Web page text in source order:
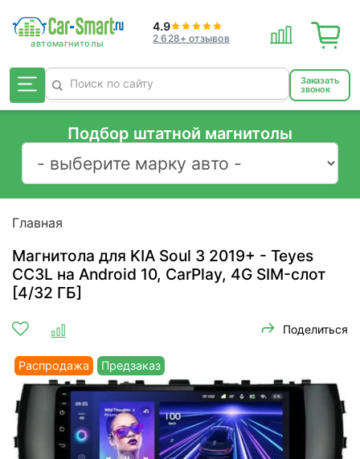
4.9
2 628+ отзывов
Заказать
звонок
Подбор штатной магнитолы
Главная
Магнитола для KIA Soul 3 2019+ - Teyes
CC3L на Android 10, CarPlay, 4G SIM-слот
[4/32 ГБ]
Поделиться
Распродажа Предзаказ